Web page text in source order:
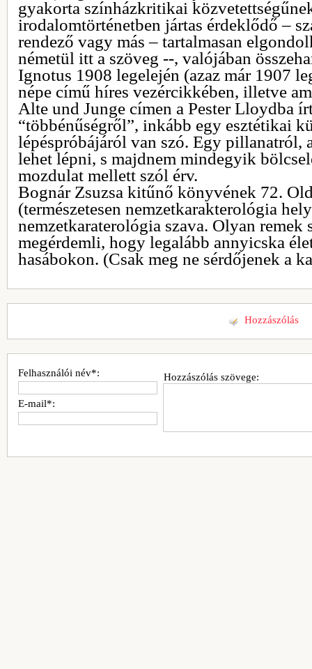
gyakorta színházkritikai
irodalomtörténetben jártas érdeklődő –
rendező vagy más – tartalmasan
németül itt a szöveg --, valójában
Ignotus 1908 legelején (azaz már 1907
népe című híres vezércikkében, illetve
Alte und Junge címen a Pester Lloydba
“többénűségről”, inkább egy esztétikai
lépéspróbájáról van szó. Egy pillanatról,
lehet lépni, s majdnem mindegyik
mozdulat mellett szól érv.
Bognár Zsuzsa kitűnő könyvének 72.
(természetesen nemzetkarakterológia
nemzetkaraterológia szava. Olyan remek
megérdemli, hogy legalább annyicska
hasábokon. (Csak meg ne sérdőjenek a
Hozzászólás
Hozzászólás szövege:
Felhasználói név*:
E-mail*: